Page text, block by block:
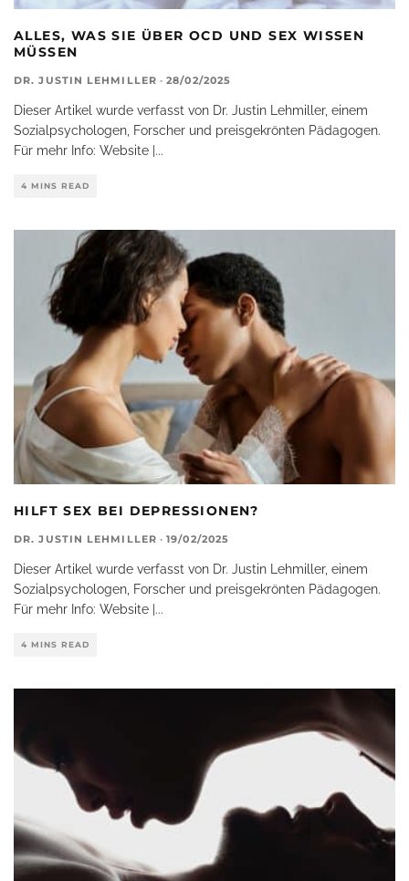
ALLES, WAS SIE ÜBER OCD UND SEX WISSEN
MÜSSEN
DR. JUSTIN LEHMILLER · 28/02/2025
Dieser Artikel wurde verfasst von Dr. Justin Lehmiller, einem
Sozialpsychologen, Forscher und preisgekrönten Pädagogen.
Für mehr Info: Website | ...
4 MINS READ
HILFT SEX BEI DEPRESSIONEN?
DR. JUSTIN LEHMILLER · 19/02/2025
Dieser Artikel wurde verfasst von Dr. Justin Lehmiller, einem
Sozialpsychologen, Forscher und preisgekrönten Pädagogen.
Für mehr Info: Website | ...
4 MINS READ